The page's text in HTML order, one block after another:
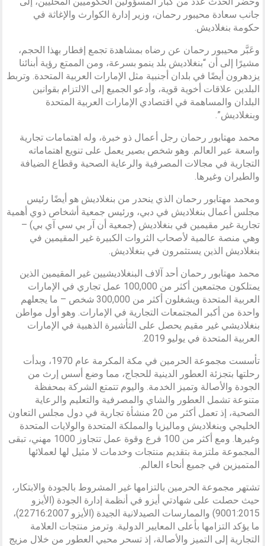
جانب سعادة محيبور رحمان، وزير إدارة الكوارث والإغاثة في
حكومة بنغلاديش.
وعَبَّر محيبور رحمان عن رضاه بمشاهدة تجمع إفطار بهذا الحجم،
مشيرًا إلى أن “بنغلاديش بلد ينمو بسرعة، ومن الممتع رؤية أبنائنا
يزدهرون أيضًا في بلدان أجنبية مثل الإمارات العربية المتحدة. وتربط
البلدين علاقات أخوية قوية، وأدعو الجميع إلى الالتزام بقوانين
البلدان والمساهمة في اقتصادي الإمارات العربية المتحدة
وبنغلاديش”.
محمد مهتابور رحمان رجل أعمال ذو خبرة، وله اهتمامات تجارية
واسعة عبر العالم. وهو شخص بصير يعمل على تنويع اهتماماته
التجارية في مجالات المصرفية والرعاية الصحية وقطاع الضيافة
والطيران وغيرها.
ومحمد مهتابور رحمان الذي ينحدر من بنغلاديش هو أيضًا رئيس
مجلس أعمال بنغلاديش في دبي، ورئيس جمعية أشخاص ذوي أهمية
تجارية غير مقيمين في بنغلاديش (جمعية أن آر بي سي آي بي) –
وهي منصة عالمية لأصحاب الثروات الكبيرة غير المقيمين في
بنغلاديش الذين يستثمرون في بنغلاديش.
محمد مهتابور رحمان أحد آلاف البنغلاديشيين غير المقيمين الذين
يمتلكون مجتمعين أكثر من 100,000 عمل تجاري في الإمارات
العربية المتحدة ويشغلون أكثر من 300,000 شخص – ما يجعلهم
واحدة من أكبر المجتمعات التجارية في الإمارات. وهو أول مواطن
بنغلاديشي غير مقيم يحصل على التأشيرة الذهبية في الإمارات
العربية المتحدة في يوليو 2019.
تأسست مجموعة الحرمين في مكة المكرمة عام 1970، وبدأت
رحلتها بتجزئة العطور الدينية للحجاج، مما وضع أسس إرث من
الجودة والأصالة وتميز الخدمة. واليوم تتمتع الشركة بمحفظة
متنوعة تشمل العطور والشاي والمصرفية والتعليم والرعاية
الصحية، إذ تعمل أكثر من 20 منشأة تجارية في دول مجلس التعاون
الخليجي وبنغلاديش وماليزيا والمملكة المتحدة والولايات المتحدة
وغيرها. ومع أكثر من 100 فرع وقوة عمل تتجاوز 1000 مهني، تبقى
المجموعة ملتزمة بتقديم منتجات وخدمات لا مثيل لها لعملائها
المتميزين في جميع أنحاء العالم.
تشتهر مجموعة الحرمين بالتزامها غير المشروط بالجودة والابتكار،
حيث حصلت على شهادتي أيزو في أنظمة إدارة الجودة (الأيزو
9001:2015) والممارسات الصيدلانية الجيدة (الأيزو 22716:2007)،
ما يؤكد التزامها بأعلى المعايير الدولية. وترمز منتجات العلامة
التجارية إلى التميز والأصالة، إذ تسحر محبي العطور من خلال مزيج